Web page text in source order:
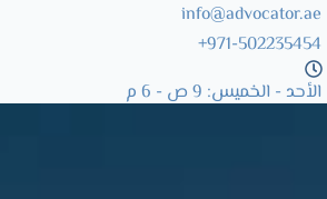
Skip
to
info@advocator.ae
971-502235454+
الأحد - الخميس: 9 ص - 6 م